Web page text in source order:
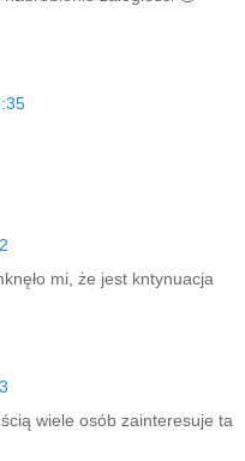
mi, że jest kntynuacja
wiele osób zainteresuje ta